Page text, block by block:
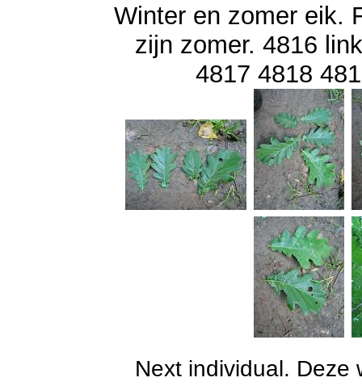
Winter en zomer eik.
zijn zomer. 4816
4817 4818
Next individual. Deze